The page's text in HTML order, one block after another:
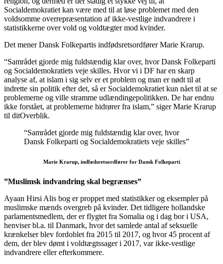
Socialdemokratiet kan være med til at løse problemet med den
voldsomme overrepræsentation af ikke-vestlige indvandrere i
statistikkerne over vold og voldtægter mod kvinder.
Det mener Dansk Folkepartis indfødsretsordfører Marie Krarup.
“Samrådet gjorde mig fuldstændig klar over, hvor Dansk Folkeparti
og Socialdemokratiets veje skilles. Hvor vi i DF har en skarp
analyse af, at islam i sig selv er et problem og man er nødt til at
indrette sin politik efter det, så er Socialdemokratiet kun nået til at se
problemerne og ville stramme udlændingepolitikken. De har endnu
ikke forstået, at problemerne hidrører fra islam,” siger Marie Krarup
til ditOverblik.
“Samrådet gjorde mig fuldstændig klar over, hvor
Dansk Folkeparti og Socialdemokratiets veje skilles”
Marie Krarup, indfødsretsordfører for Dansk Folkeparti
”Muslimsk indvandring skal begrænses”
Ayaan Hirsi Alis bog er proppet med statistikker og eksempler på
muslimske mænds overgreb på kvinder. Det tidligere hollandske
parlamentsmedlem, der er flygtet fra Somalia og i dag bor i USA,
henviser bl.a. til Danmark, hvor det samlede antal af seksuelle
krænkelser blev fordoblet fra 2015 til 2017, og hvor 45 procent af
dem, der blev dømt i voldtægtssager i 2017, var ikke-vestlige
indvandrere eller efterkommere.